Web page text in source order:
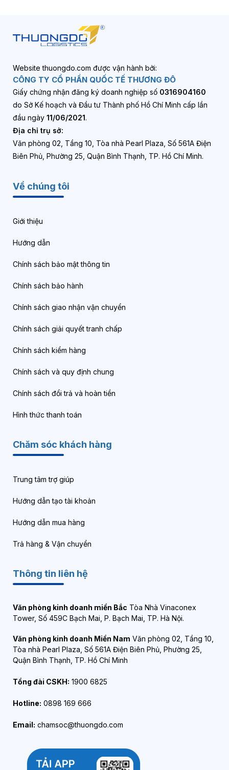
Website thuongdo.com được vận hành bởi:
CÔNG TY CỔ PHẦN QUỐC TẾ THƯƠNG ĐÔ
Giấy chứng nhận đăng ký doanh nghiệp số 0316904160
do Sở Kế hoạch và Đầu tư Thành phố Hồ Chí Minh cấp lần
đầu ngày 11/06/2021.
Địa chỉ trụ sở:
Văn phòng 02, Tầng 10, Tòa nhà Pearl Plaza, Số 561A Điện
Biên Phủ, Phường 25, Quận Bình Thạnh, TP. Hồ Chí Minh.
Về chúng tôi
Giới thiệu
Hướng dẫn
Chính sách bảo mật thông tin
Chính sách bảo hành
Chính sách giao nhận vận chuyển
Chính sách giải quyết tranh chấp
Chính sách kiểm hàng
Chính sách và quy định chung
Chính sách đổi trả và hoàn tiền
Hình thức thanh toán
Chăm sóc khách hàng
Trung tâm trợ giúp
Hướng dẫn tạo tài khoản
Hướng dẫn mua hàng
Trả hàng & Vận chuyển
Thông tin liên hệ
Văn phòng kinh doanh miền Bắc Tòa Nhà Vinaconex
Tower, Số 459C Bạch Mai, P. Bạch Mai, TP. Hà Nội.
Văn phòng kinh doanh Miền Nam Văn phòng 02, Tầng 10,
Tòa nhà Pearl Plaza, Số 561A Điện Biên Phủ, Phường 25,
Quận Bình Thạnh, TP. Hồ Chí Minh
Tổng đài CSKH: 1900 6825
Hotline: 0898 169 666
Email: chamsoc@thuongdo.com